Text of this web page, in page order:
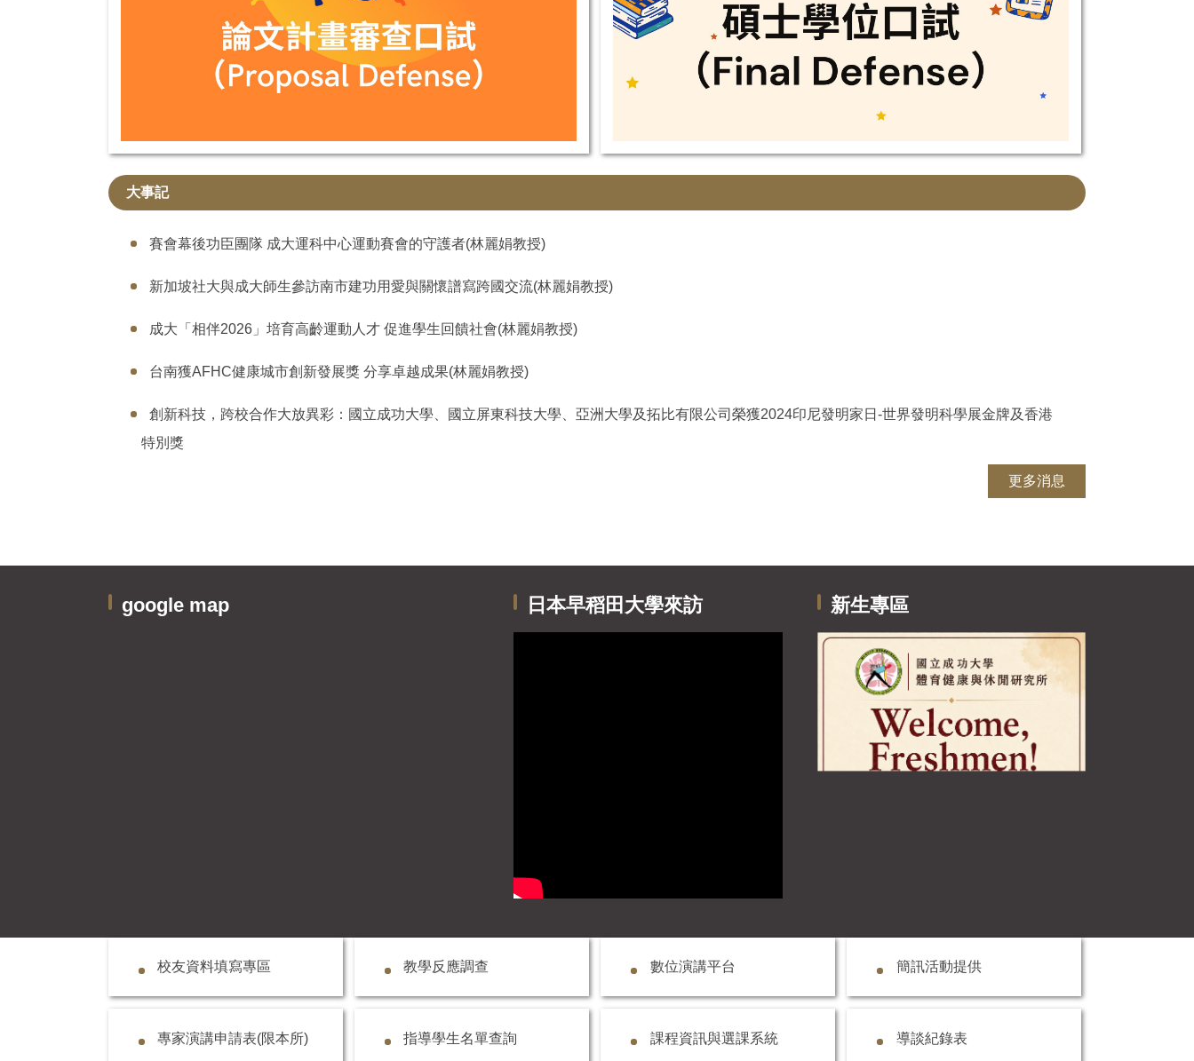
大事記
賽會幕後功臣團隊 成大運科中心運動賽會的守護者(林麗娟教授)
新加坡社大與成大師生參訪南市建功用愛與關懷譜寫跨國交流(林麗娟教授)
成大「相伴2026」培育高齡運動人才 促進學生回饋社會(林麗娟教授)
台南獲AFHC健康城市創新發展獎 分享卓越成果(林麗娟教授)
創新科技，跨校合作大放異彩：國立成功大學、國立屏東科技大學、亞洲大學及拓比有限公司榮獲2024印尼發明家日-世界發明科學展金牌及香港
特別獎
更多消息
google map 日本早稻田大學來訪 新生專區
校友資料填寫專區 教學反應調查 數位演講平台 簡訊活動提供
專家演講申請表(限本所) 指導學生名單查詢 課程資訊與選課系統 導談紀錄表